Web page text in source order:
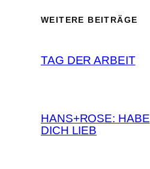
WEITERE BEITRÄGE
TAG DER ARBEIT
HANS+ROSE: HABE
DICH LIEB